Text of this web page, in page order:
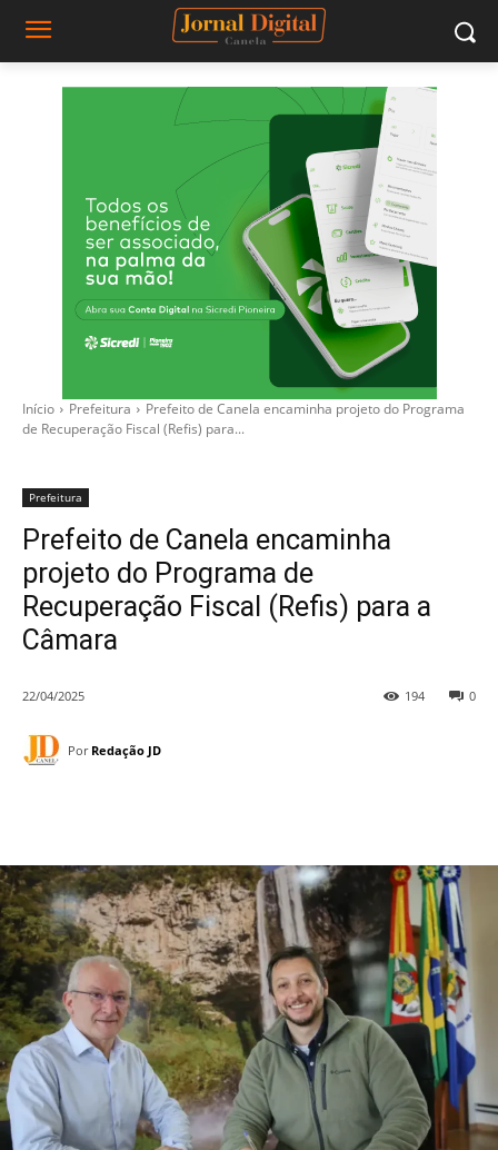
Início Prefeitura
Prefeito de Canela encaminha projeto do Programa
de Recuperação Fiscal (Refis) para...
Prefeitura
Prefeito de Canela encaminha
projeto do Programa de
Recuperação Fiscal (Refis) para a
Câmara
22/04/2025 0
194
Por Redação JD